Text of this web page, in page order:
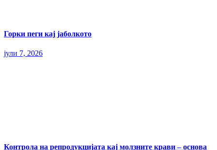
Горки пеги кај јаболкото
јули 7, 2026
Контрола на репродукцијата кај молзните крави – основа